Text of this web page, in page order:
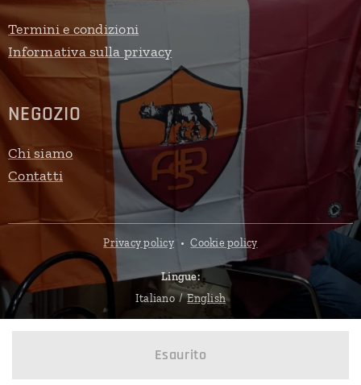
Esaurito
Termini e condizioni
Informativa sulla privacy
NEGOZIO
Chi siamo
Contatti
Privacy policy Cookie policy
Lingue
Italiano
English